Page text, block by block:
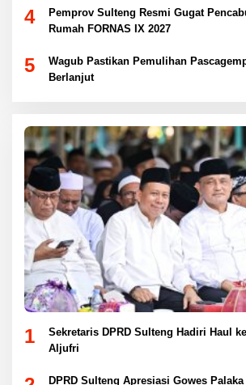
4
Pemprov Sulteng Resmi Gugat
Rumah FORNAS IX 2027
5
Wagub Pastikan Pemulihan
Berlanjut
1
Sekretaris DPRD Sulteng Hadiri Haul
Aljufri
DPRD Sulteng Apresiasi Gowes Palaka